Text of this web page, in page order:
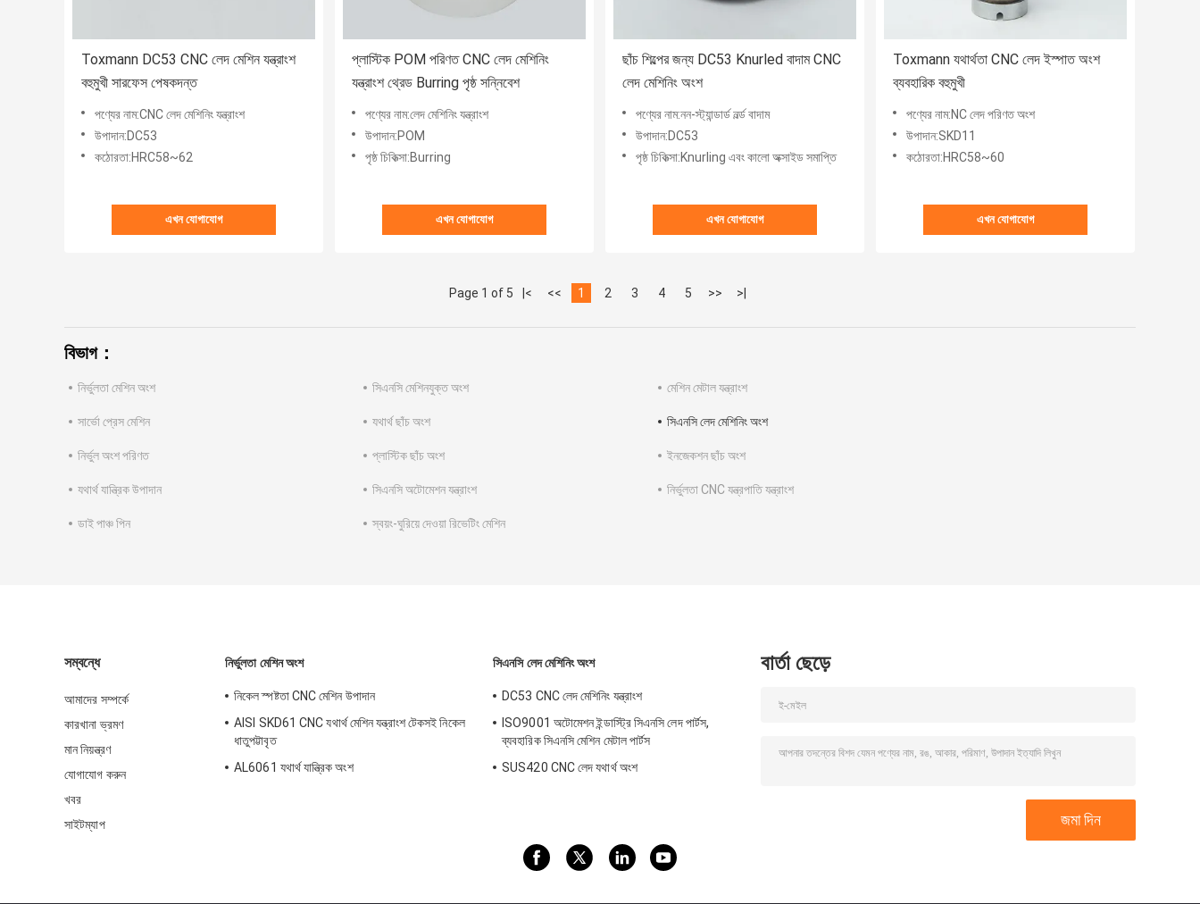
Toxmann DC53 CNC লেদ মেশিন যন্ত্রাংশ
বহুমুখী সারফেস পেষকদন্ত
পণ্যের নাম:CNC লেদ মেশিনিং যন্ত্রাংশ
উপাদান:DC53
কঠোরতা:HRC58~62
এখন যোগাযোগ
প্লাস্টিক POM পরিণত CNC লেদ মেশিনিং
যন্ত্রাংশ থ্রেড Burring পৃষ্ঠ সন্নিবেশ
পণ্যের নাম:লেদ মেশিনিং যন্ত্রাংশ
উপাদান:POM
পৃষ্ঠ চিকিত্সা:Burring
এখন যোগাযোগ
ছাঁচ শিল্পের জন্য DC53 Knurled বাদাম CNC
লেদ মেশিনিং অংশ
পণ্যের নাম:নন-স্ট্যান্ডার্ড নর্ল্ড বাদাম
উপাদান:DC53
পৃষ্ঠ চিকিত্সা:Knurling এবং কালো অক্সাইড সমাপ্তি
এখন যোগাযোগ
Toxmann যথার্থতা CNC লেদ ইস্পাত অংশ
ব্যবহারিক বহুমুখী
পণ্যের নাম:NC লেদ পরিণত অংশ
উপাদান:SKD11
কঠোরতা:HRC58~60
এখন যোগাযোগ
Page 1 of 5 |< << 1 2 3 4 5 >> >|
বিভাগ：
নির্ভুলতা মেশিন অংশ সিএনসি মেশিনযুক্ত অংশ মেশিন মেটাল যন্ত্রাংশ
সার্ভো প্রেস মেশিন যথার্থ ছাঁচ অংশ সিএনসি লেদ মেশিনিং অংশ
নির্ভুল অংশ পরিণত প্লাস্টিক ছাঁচ অংশ ইনজেকশন ছাঁচ অংশ
যথার্থ যান্ত্রিক উপাদান সিএনসি অটোমেশন যন্ত্রাংশ নির্ভুলতা CNC যন্ত্রপাতি যন্ত্রাংশ
ডাই পাঞ্চ পিন স্বয়ং-ঘুরিয়ে দেওয়া রিভেটিং মেশিন
সম্বন্ধে
আমাদের সম্পর্কে
কারখানা ভ্রমণ
মান নিয়ন্ত্রণ
যোগাযোগ করুন
খবর
সাইটম্যাপ
নির্ভুলতা মেশিন অংশ
নিকেল স্পষ্টতা CNC মেশিন উপাদান
AISI SKD61 CNC যথার্থ মেশিন যন্ত্রাংশ টেকসই নিকেল
ধাতুপট্টাবৃত
AL6061 যথার্থ যান্ত্রিক অংশ
সিএনসি লেদ মেশিনিং অংশ
DC53 CNC লেদ মেশিনিং যন্ত্রাংশ
ISO9001 অটোমেশন ইন্ডাস্ট্রি সিএনসি লেদ পার্টস,
ব্যবহারিক সিএনসি মেশিন মেটাল পার্টস
SUS420 CNC লেদ যথার্থ অংশ
বার্তা ছেড়ে